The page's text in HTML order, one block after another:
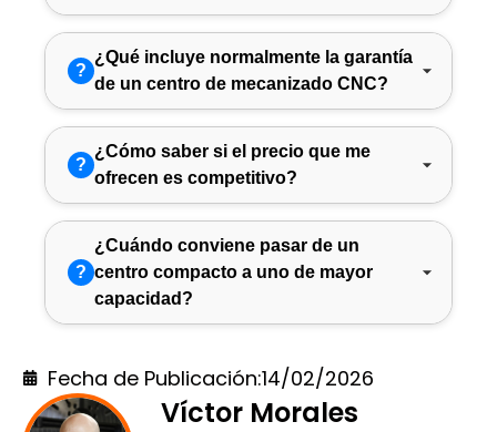
?
¿Qué incluye normalmente la garantía
de un centro de mecanizado CNC?
?
¿Cómo saber si el precio que me
ofrecen es competitivo?
?
¿Cuándo conviene pasar de un
centro compacto a uno de mayor
capacidad?
Fecha de Publicación:14/02/2026
Víctor Morales